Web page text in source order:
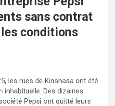
sans contrat
conditions
les rues de Kinshasa ont été
inhabituelle. Des dizaines
Pepsi ont quitté leurs